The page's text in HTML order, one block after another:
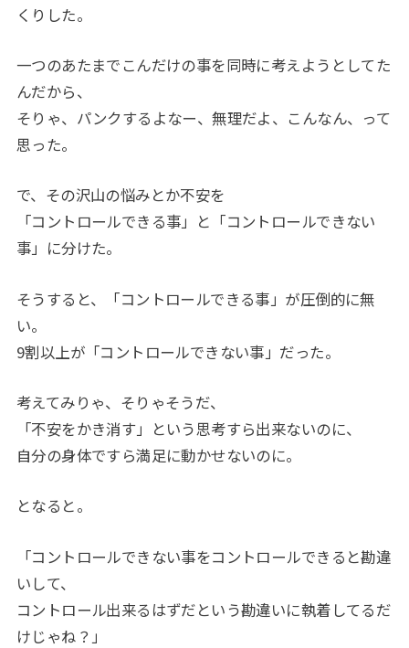
くりした。
一つのあたまでこんだけの事を同時に考えようとしてた
んだから、
そりゃ、パンクするよなー、無理だよ、こんなん、って
思った。
で、その沢山の悩みとか不安を
「コントロールできる事」と「コントロールできない
事」に分けた。
そうすると、「コントロールできる事」が圧倒的に無
い。
9割以上が「コントロールできない事」だった。
考えてみりゃ、そりゃそうだ、
「不安をかき消す」という思考すら出来ないのに、
自分の身体ですら満足に動かせないのに。
となると。
「コントロールできない事をコントロールできると勘違
いして、
コントロール出来るはずだという勘違いに執着してるだ
けじゃね？」